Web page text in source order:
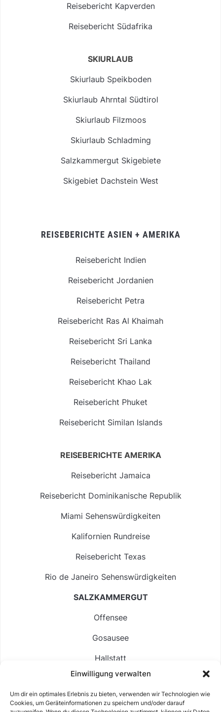
Einwilligung verwalten
Um dir ein optimales Erlebnis zu bieten, verwenden wir Technologien wie
Cookies, um Geräteinformationen zu speichern und/oder darauf
Reisebericht Kapverden
Reisebericht Südafrika
SKIURLAUB
Skiurlaub Speikboden
Skiurlaub Ahrntal Südtirol
Skiurlaub Filzmoos
Skiurlaub Schladming
Salzkammergut Skigebiete
Skigebiet Dachstein West
REISEBERICHTE ASIEN + AMERIKA
Reisebericht Indien
Reisebericht Jordanien
Reisebericht Petra
Reisebericht Ras Al Khaimah
Reisebericht Sri Lanka
Reisebericht Thailand
Reisebericht Khao Lak
Reisebericht Phuket
Reisebericht Similan Islands
REISEBERICHTE AMERIKA
Reisebericht Jamaica
Reisebericht Dominikanische Republik
Miami Sehenswürdigkeiten
Kalifornien Rundreise
Reisebericht Texas
Rio de Janeiro Sehenswürdigkeiten
SALZKAMMERGUT
Offensee
Gosausee
Hallstatt
Langbathsee
Altausseer See